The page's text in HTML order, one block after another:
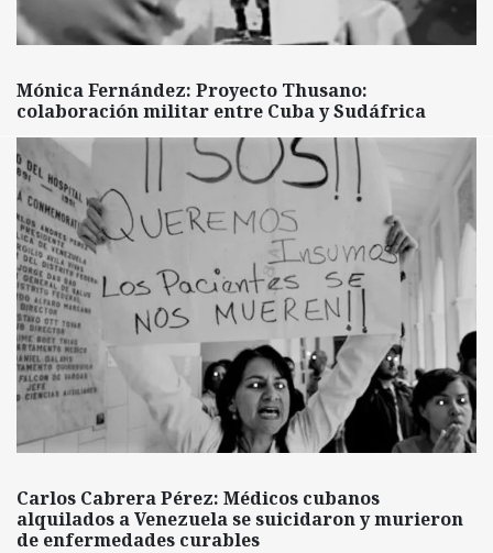
Mónica Fernández: Proyecto Thusano:
colaboración militar entre Cuba y Sudáfrica
Carlos Cabrera Pérez: Médicos cubanos
alquilados a Venezuela se suicidaron y murieron
de enfermedades curables